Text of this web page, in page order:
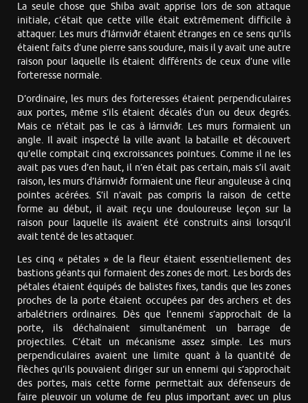
La seule chose que Shiba avait apprise lors de son attaque
initiale, c’était que cette ville était extrêmement difficile à
attaquer. Les murs d’Iárnviðr étaient étranges en ce sens qu’ils
étaient faits d’une pierre sans soudure, mais il y avait une autre
raison pour laquelle ils étaient différents de ceux d’une ville
forteresse normale.
D’ordinaire, les murs des forteresses étaient perpendiculaires
aux portes, même s’ils étaient décalés d’un ou deux degrés.
Mais ce n’était pas le cas à Iárnviðr. Les murs formaient un
angle. Il avait inspecté la ville avant la bataille et découvert
qu’elle comptait cinq excroissances pointues. Comme il ne les
avait pas vues d’en haut, il n’en était pas certain, mais s’il avait
raison, les murs d’Iárnviðr formaient une fleur anguleuse à cinq
pointes acérées. S’il n’avait pas compris la raison de cette
forme au début, il avait reçu une douloureuse leçon sur la
raison pour laquelle ils avaient été construits ainsi lorsqu’il
avait tenté de les attaquer.
Les cinq « pétales » de la fleur étaient essentiellement des
bastions géants qui formaient des zones de mort. Les bords des
pétales étaient équipés de balistes fixes, tandis que les zones
proches de la porte étaient occupées par des archers et des
arbalétriers ordinaires. Dès que l’ennemi s’approchait de la
porte, ils déchaînaient simultanément un barrage de
projectiles. C’était un mécanisme assez simple. Les murs
perpendiculaires avaient une limite quant à la quantité de
flèches qu’ils pouvaient diriger sur un ennemi qui s’approchait
des portes, mais cette forme permettait aux défenseurs de
faire pleuvoir un volume de feu plus important avec un plus